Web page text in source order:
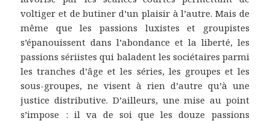
voltiger et de butiner d’un plaisir à l’autre. Mais de
même que les passions luxistes et groupistes
s’épanouissent dans l’abondance et la liberté, les
passions sériistes qui baladent les sociétaires parmi
les tranches d’âge et les séries, les groupes et les
sous-groupes, ne visent à rien d’autre qu’à une
justice distributive. D’ailleurs, une mise au point
s’impose : il va de soi que les douze passions